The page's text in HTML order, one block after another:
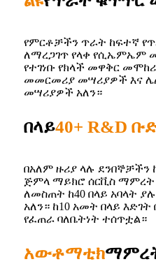
የምርቶቻችን ጥራት ከፍተኛ
ለማረጋገጥ የላቀ የሲኤምኤም
የተገነቡ የክላች መዋቅር
መመርመሪያ መሣሪያዎች እና
መሣሪያዎች አለን።
በላይ40+ R&D
በአለም ዙሪያ ላሉ
ጅምላ ማይክሮ ሰርቪስ ማምረት
ለመስጠት ከ40 በላይ አባላት
አለን። ከ10 አመት በላይ እድገት
የፈጠራ ባለቤትነት ተሰጥቷል።
አውቶማቲክ